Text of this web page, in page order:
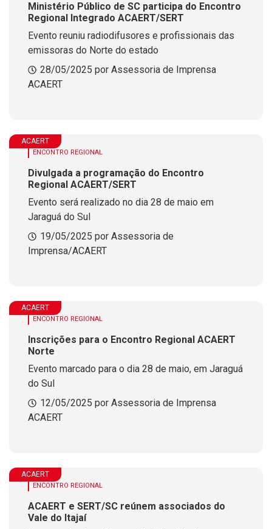
Ministério Público de SC participa do Encontro
Regional Integrado ACAERT/SERT
Evento reuniu radiodifusores e profissionais das
emissoras do Norte do estado
28/05/2025 por Assessoria de Imprensa
ACAERT
ACAERT
ENCONTRO REGIONAL
Divulgada a programação do Encontro
Regional ACAERT/SERT
Evento será realizado no dia 28 de maio em
Jaraguá do Sul
19/05/2025 por Assessoria de
Imprensa/ACAERT
ACAERT
ENCONTRO REGIONAL
Inscrições para o Encontro Regional ACAERT
Norte
Evento marcado para o dia 28 de maio, em Jaraguá
do Sul
12/05/2025 por Assessoria de Imprensa
ACAERT
ACAERT
ENCONTRO REGIONAL
ACAERT e SERT/SC reúnem associados do
Vale do Itajaí